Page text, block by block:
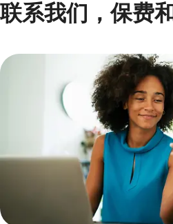
联系我们，保费
使用 3 元素轮播
第 1 项, 共 3 项